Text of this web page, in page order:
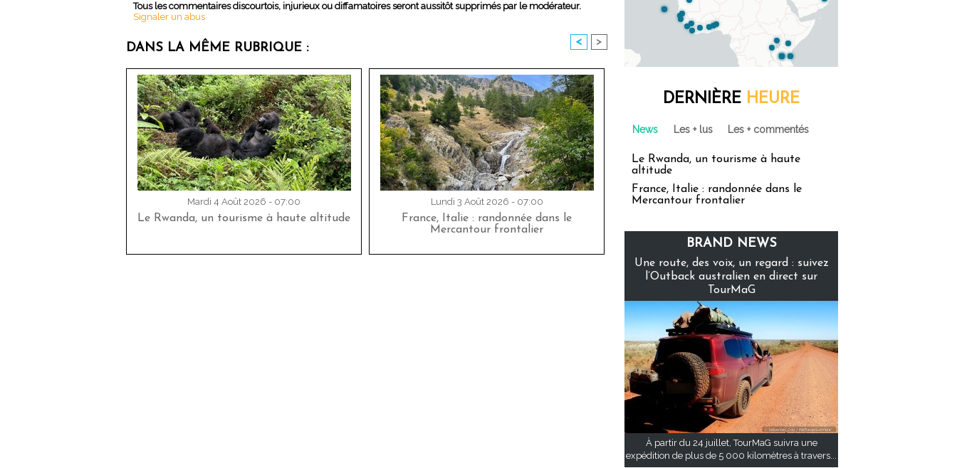
Tous les commentaires discourtois, injurieux ou diffamatoires seront aussitôt supprimés par le modérateur.
Signaler un abus
DANS LA MÊME RUBRIQUE : < >
Mardi 4 Août 2026 - 07:00
Le Rwanda, un tourisme à haute altitude
Lundi 3 Août 2026 - 07:00
France, Italie : randonnée dans le
Mercantour frontalier
DERNIÈRE HEURE
News Les + lus Les + commentés
Le Rwanda, un tourisme à haute
altitude
France, Italie : randonnée dans le
Mercantour frontalier
BRAND NEWS
Une route, des voix, un regard : suivez
l’Outback australien en direct sur
TourMaG
À partir du 24 juillet, TourMaG suivra une
expédition de plus de 5 000 kilomètres à travers...